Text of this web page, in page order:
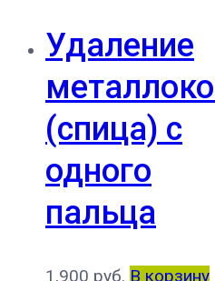
Удаление
(спица) с
одного
пальца
1,900 руб. В корзину